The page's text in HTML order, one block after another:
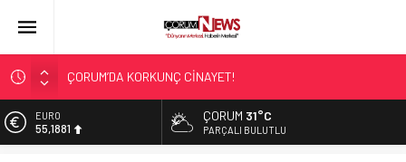
ÇORUM’DA KORKUNÇ CİNAYET!
SIR PERDESİ ÇÖZÜLDÜ!
ÇORUM ŞEKER’İN SATIŞINA ONAY
EURO
55,1881
ÇORUM 31°C
PARÇALI BULUTLU